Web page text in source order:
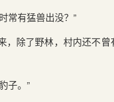
常有猛兽出没？”
，除了野林，村内还不
子。”